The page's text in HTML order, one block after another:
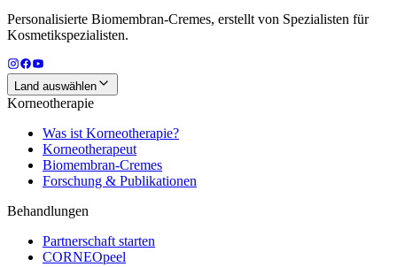
Personalisierte Biomembran-Cremes, erstellt von Spezialisten für
Kosmetikspezialisten.
Land auswählen
Korneotherapie
Was ist Korneotherapie?
Korneotherapeut
Biomembran-Cremes
Forschung & Publikationen
Behandlungen
Partnerschaft starten
CORNEOpeel